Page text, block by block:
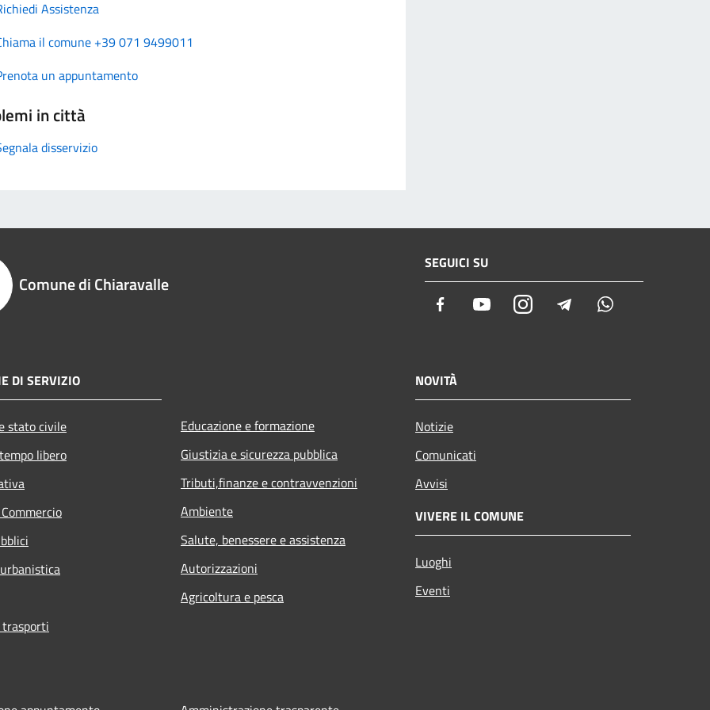
Assistenza
il comune +39 071 9499011
un appuntamento
in città
disservizio
Comune di Chiaravalle
SEGUICI SU
Facebook YoutubeInstagramTelegram
DI SERVIZIO
stato civile
libero
Educazione e formazione
Giustizia e sicurezza pubblica
Tributi,finanze e contravvenzioni
Ambiente
Salute, benessere e assistenza
Autorizzazioni
Agricoltura e pesca
NOVITÀ
Notizie
Comunicati
Avvisi
VIVERE IL COMUNE
Luoghi
Eventi